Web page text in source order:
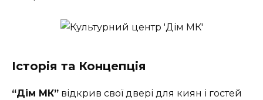
Історія та Концепція
“Дім МК” відкрив свої двері для киян і гостей